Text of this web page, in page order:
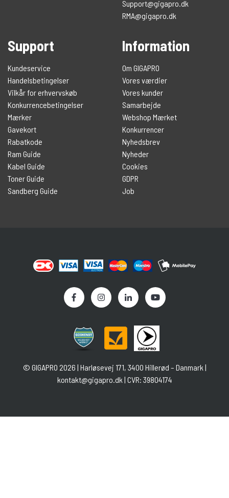
Support@gigapro.dk
RMA@gigapro.dk
Support
Kundeservice
Handelsbetingelser
Vilkår for erhvervskøb
Konkurrencebetingelser
Mærker
Gavekort
Rabatkode
Ram Guide
Kabel Guide
Toner Guide
Sandberg Guide
Information
Om GIGAPRO
Vores værdier
Vores kunder
Samarbejde
Webshop Mærket
Konkurrencer
Nyhedsbrev
Nyheder
Cookies
GDPR
Job
© GIGAPRO 2026 | Harløsevej 171, 3400 Hillerød – Danmark |
kontakt@gigapro.dk | CVR: 39804174